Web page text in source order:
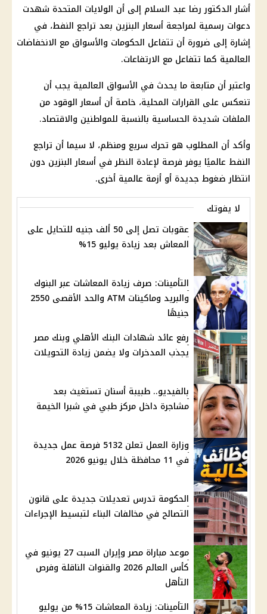
أشار الدكتور رضا عبد السلام إلى أن الولايات المتحدة شهدت
دعوات رسمية لمراجعة أسعار البنزين بعد تراجع النفط، في
إشارة إلى ضرورة أن تتفاعل الحكومات والأسواق مع الانخفاضات
العالمية كما تتفاعل مع الارتفاعات.
واعتبر أن متابعة ما يحدث في الأسواق العالمية يجب أن
تنعكس على القرارات المحلية، خاصة أن أسعار الوقود من
الملفات شديدة الحساسية بالنسبة للمواطنين والاقتصاد.
وأكد أن المطلوب هو تحرك سريع ومنظم، لا سيما أن تراجع
النفط عالميًا يوفر فرصة لإعادة النظر في أسعار البنزين دون
انتظار ضغوط جديدة أو أزمة عالمية أخرى.
لا يفوتك
عقوبات تصل إلى 50 ألف جنيه للتحايل على
المعاش بعد زيادة يوليو 15%
التأمينات: صرف زيادة المعاشات عبر البنوك
والبريد وماكينات ATM والحد الأقصى 2550
جنيهًا
رفع عائد شهادات البنك الأهلي وبنك مصر
يجذب المدخرات ولا يضمن زيادة التحويلات
بالفيديو.. طبيبة أسنان تستغيث بعد
مشاجرة داخل مركز طبي في شبرا الخيمة
وزارة العمل تعلن 5132 فرصة عمل جديدة
في 11 محافظة خلال يونيو 2026
الحكومة تدرس تعديلات جديدة على قانون
التصالح في مخالفات البناء لتبسيط الإجراءات
موعد مباراة مصر وإيران السبت 27 يونيو في
كأس العالم 2026 والقنوات الناقلة وفرص
التأهل
التأمينات: زيادة المعاشات 15% من يوليو